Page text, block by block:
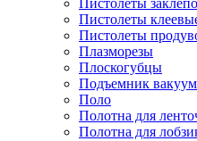
Пистолеты
Пистолеты
Пистолеты
Плазморезы
Плоскогубцы
Подъемник
Поло
Полотна для
Полотна для